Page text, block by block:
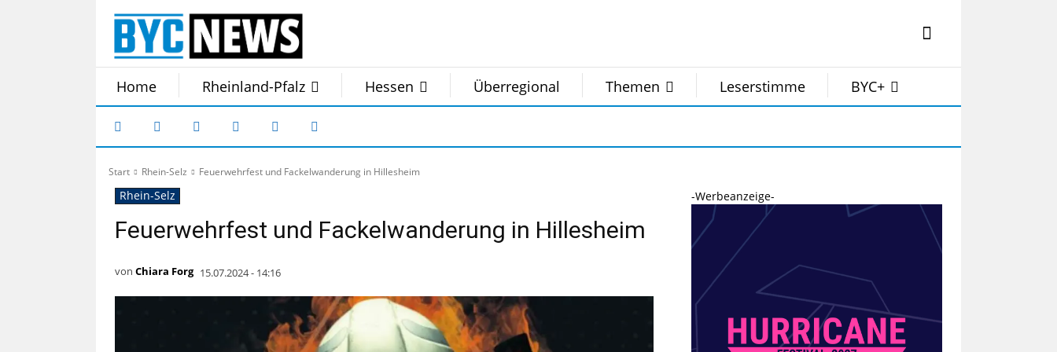
Home Rheinland-Pfalz Hessen Überregional Themen Leserstimme BYC+
Start Rhein-Selz Feuerwehrfest und Fackelwanderung in Hillesheim
Rhein-Selz
Feuerwehrfest und Fackelwanderung in Hillesheim
von Chiara Forg 15.07.2024 - 14:16
-Werbeanzeige-